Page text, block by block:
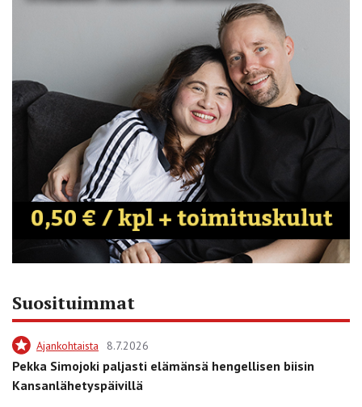
Suosituimmat
Ajankohtaista 8.7.2026
Pekka Simojoki paljasti elämänsä hengellisen biisin
Kansanlähetyspäivillä